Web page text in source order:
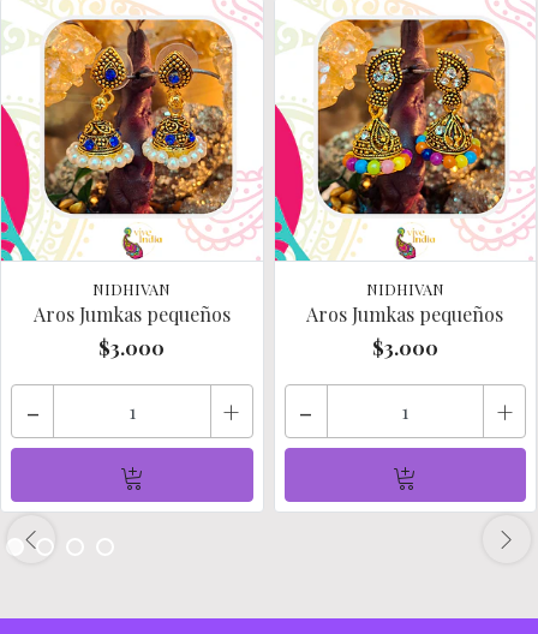
NIDHIVAN
Aros Jumkas pequeños
$3.000
- +
NIDHIVAN
Aros Jumkas pequeños
$3.000
- +